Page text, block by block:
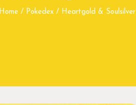
Home / Pokedex / Heartgold & Soulsilver